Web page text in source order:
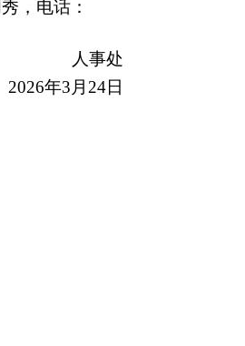
秀，电话：
人事处
2026年3月24日